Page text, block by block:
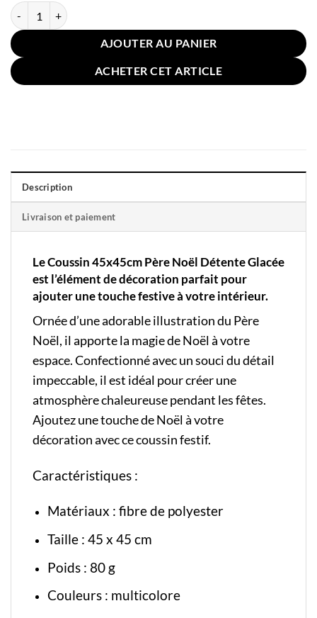
quantité de Le Coussin 45x45cm Père Noël Détente Glacée
AJOUTER AU PANIER
ACHETER CET ARTICLE
Description
Livraison et paiement
Le Coussin 45x45cm Père Noël Détente Glacée
est l’élément de décoration parfait pour
ajouter une touche festive à votre intérieur.
Ornée d’une adorable illustration du Père
Noël, il apporte la magie de Noël à votre
espace. Confectionné avec un souci du détail
impeccable, il est idéal pour créer une
atmosphère chaleureuse pendant les fêtes.
Ajoutez une touche de Noël à votre
décoration avec ce coussin festif.
Caractéristiques :
Matériaux : fibre de polyester
Taille : 45 x 45 cm
Poids : 80 g
Couleurs : multicolore